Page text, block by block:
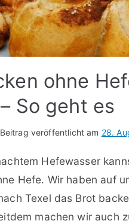
ohne
So geht es
Beitrag veröffentlicht am 28.
Hefewasser
Hefe. Wir haben auf
Texel das Brot
machen wir auch